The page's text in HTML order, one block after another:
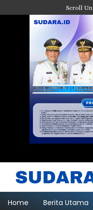
ke
Scroll
Home Berita Utama